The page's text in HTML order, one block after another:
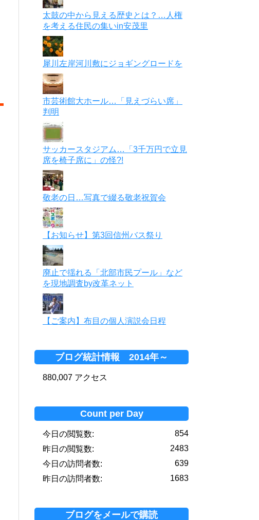
太鼓の中から見える歴史とは？…人権
を考える住民の集いin安茂里
犀川左岸河川敷にジョギングロードを
市芸術館大ホール…「見えづらい席」
判明
サッカースタジアム…「3千万円で立見
席を椅子席に」の怪?!
敬老の日…写真で綴る敬老祝賀会
【お知らせ】第3回信州バス祭り
廃止で揺れる「北部市民プール」など
を現地調査by改革ネット
【ご案内】布目の個人演説会日程
ブログ統計情報 2014年～
880,007 アクセス
Count per Day
854
今日の閲覧数:
2483
昨日の閲覧数:
639
今日の訪問者数:
1683
昨日の訪問者数:
ブログをメールで購読